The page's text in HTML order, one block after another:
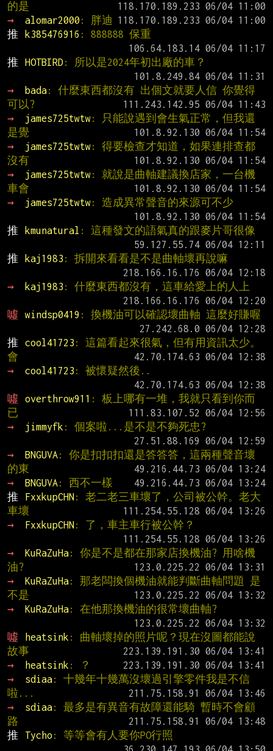
的是
→
alomar2000 : 胖迪
推
k385476916 : 888888 保重
推
HOTBIRD : 所以是2024年初出廠的車？
→
bada: 什麼東西都沒有 出個文就要人信 你覺得
可以?
→
james725twtw: 只能說遇到會生氣正常，但我還
是覺
→
james725twtw: 得要檢查才知道，如果連排查都
沒有
→
james725twtw: 就說是曲軸建議換店家，一台機
車會
→
james725twtw: 造成異常聲音的來源可不少
推
kmunatural : 這種發文的語氣真的跟麥片哥很像
推
kaj1983 : 拆開來看看是不是曲軸壞再說嘛
→
kaj1983 : 什麼東西都沒有，這車給愛上的人上
噓
windsp0419 : 換機油可以確認壞曲軸 這麼好賺喔
推
cool41723 : 這篇看起來很氣，但有用資訊太少。
會
→
cool41723 : 被懷疑然後..
噓
overthrow911 : 板上哪有一堆，我就只看到你而
已
→
jimmyfk : 個案啦...是不是不夠死忠?
→
BNGUVA: 你是扣扣扣還是答答答，這兩種聲音壞
的東
→
BNGUVA: 西不一樣
推
FxxkupCHN: 老二老三車壞了，公司被公幹。老大
車壞
→
FxxkupCHN: 了，車主車行被公幹？
→
KuRaZuHa: 你是不是都在那家店換機油? 用啥機
油?
→
KuRaZuHa: 那老闆換個機油就能判斷曲軸問題 是
不是
→
KuRaZuHa: 在他那換機油的很常壞曲軸?
噓
heatsink : 曲軸壞掉的照片呢？現在沒圖都能說
故事
→
heatsink : ？
→
sdiaa: 十幾年十幾萬沒壞過引擎零件我是不信
啦...
→
sdiaa: 最多是有異音有故障還能騎 暫時不會顧
路
推
Tycho : 等等會有人要你PO行照